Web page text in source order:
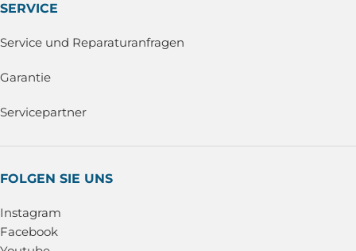
SERVICE
Service und Reparaturanfragen
Garantie
Servicepartner
FOLGEN SIE UNS
Instagram
Facebook